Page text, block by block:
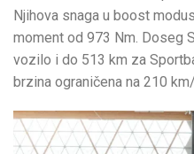
Njihova snaga u boost
moment od 973 Nm. Doseg
vozilo i do 513 km za
brzina ograničena na 210 km/